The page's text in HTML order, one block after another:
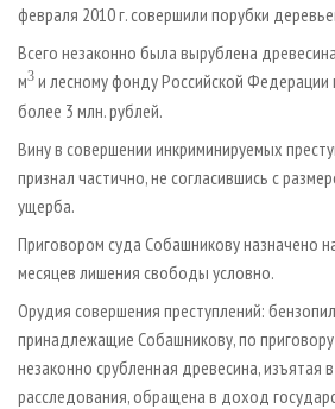
февраля 2010 г. совершили порубки
Всего незаконно была вырублена
м3 и лесному фонду Российской Федерации
более 3 млн. рублей.
Вину в совершении инкриминируемых
признал частично, не согласившись с
ущерба.
Приговором суда Собашникову назначено
месяцев лишения свободы условно.
Орудия совершения преступлений:
принадлежащие Собашникову, по
незаконно срубленная древесина, изъятая
расследования, обращена в доход